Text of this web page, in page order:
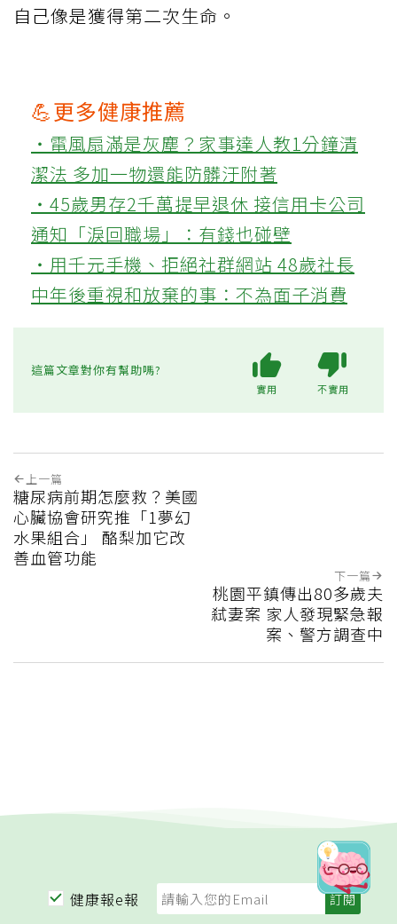
自己像是獲得第二次生命。
💪更多健康推薦
‧電風扇滿是灰塵？家事達人教1分鐘清
潔法 多加一物還能防髒汙附著
‧45歲男存2千萬提早退休 接信用卡公司
通知「淚回職場」：有錢也碰壁
‧用千元手機、拒絕社群網站 48歲社長
中年後重視和放棄的事：不為面子消費
這篇文章對你有幫助嗎?
實用 不實用
上一篇
糖尿病前期怎麼救？美國
心臟協會研究推「1夢幻
水果組合」 酪梨加它改
善血管功能
下一篇
桃園平鎮傳出80多歲夫
弒妻案 家人發現緊急報
案、警方調查中
健康報e報